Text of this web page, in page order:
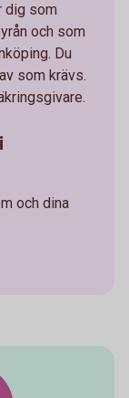
dig som
och som
Du
som krävs.
och dina